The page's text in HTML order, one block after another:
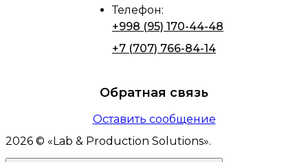
Телефон:
+998 (95) 170-44-48
+7 (707) 766-84-14
Обратная связь
Оставить сообщение
2026 © « Lab & Production Solutions».